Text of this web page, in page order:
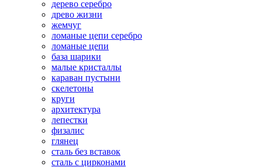
дерево серебро
древо жизни
жемчуг
ломаные цепи серебро
ломаные цепи
база шарики
малые кристаллы
караван пустыни
скелетоны
круги
архитектура
лепестки
физалис
глянец
сталь без вставок
сталь с цирконами